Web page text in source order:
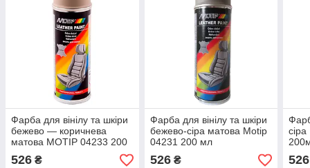
Фарба для вінілу та шкіри
бежево — коричнева
матова MOTIP 04233 200
мл.
526 ₴
Фарба для вінілу та шкіри
бежево-сіра матова Motip
04231 200 мл
526₴ 526